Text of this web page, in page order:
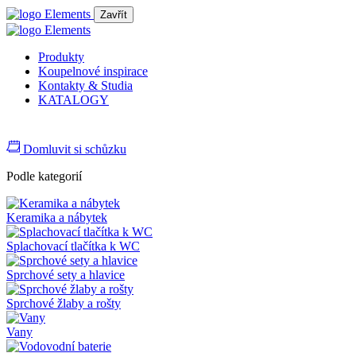
Zavřít
Produkty
Koupelnové inspirace
Kontakty & Studia
KATALOGY
Domluvit si schůzku
Podle kategorií
Keramika a nábytek
Splachovací tlačítka k WC
Sprchové sety a hlavice
Sprchové žlaby a rošty
Vany